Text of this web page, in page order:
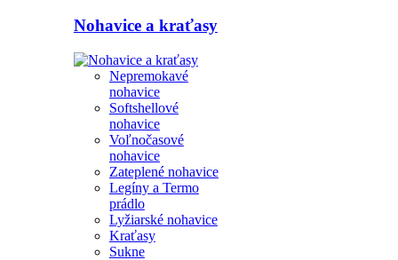
Nohavice a kraťasy
Nepremokavé
nohavice
Softshellové
nohavice
Voľnočasové
nohavice
Zateplené nohavice
Legíny a Termo
prádlo
Lyžiarské nohavice
Kraťasy
Sukne